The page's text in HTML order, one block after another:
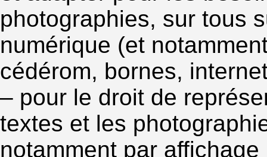
photographies, sur tous
numérique (et
cédérom, bornes,
– pour le droit de
textes et les
notamment par